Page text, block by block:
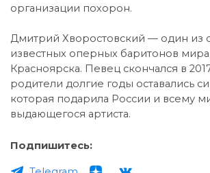
организации похорон.
Дмитрий Хворостовский — один из
известных оперных баритонов
Красноярска. Певец скончался в
родители долгие годы оставались
которая подарила России и всему
выдающегося артиста.
Подпишитесь: